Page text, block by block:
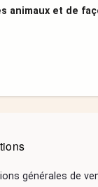
animaux et de
générales de